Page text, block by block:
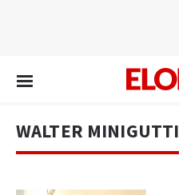
WALTER MINIGUTTI